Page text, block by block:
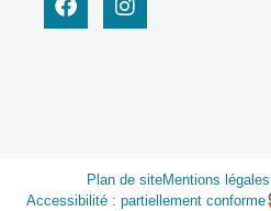
Plan de siteMentions légales
Accessibilité : partiellement conforme